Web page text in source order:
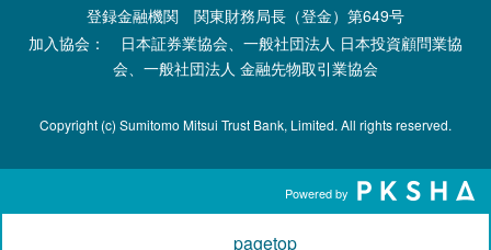
登録金融機関 関東財務局長（登金）第649号
加入協会： 日本証券業協会、一般社団法人 日本投資顧問業協
会、一般社団法人 金融先物取引業協会
Copyright (c) Sumitomo Mitsui Trust Bank, Limited. All rights reserved.
Powered by
pagetop